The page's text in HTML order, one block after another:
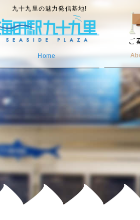
Home
九十九里の魅力発信基地!
ご